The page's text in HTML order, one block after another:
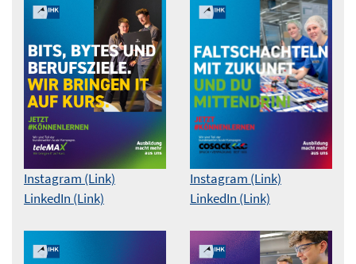
Instagram (Link)
LinkedIn (Link)
Instagram (Link)
LinkedIn (Link)